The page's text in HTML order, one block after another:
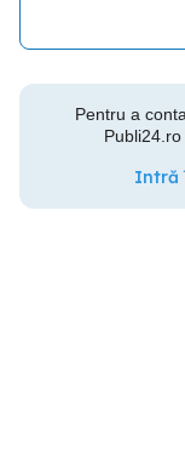
Pentru a
Intră